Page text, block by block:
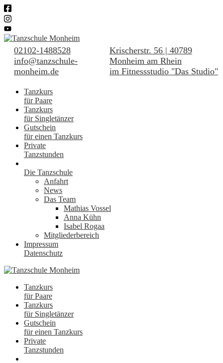
02102-1488528
info@tanzschule-
monheim.de
Krischerstr. 56 | 40789
Monheim am Rhein
im Fitnessstudio "Das Studio"
Tanzkurs
für Paare
Tanzkurs
für Singletänzer
Gutschein
für einen Tanzkurs
Private
Tanzstunden
Die Tanzschule
Anfahrt
News
Das Team
Mathias Vossel
Anna Kühn
Isabel Rogaa
Mitgliederbereich
Impressum
Datenschutz
Tanzkurs
für Paare
Tanzkurs
für Singletänzer
Gutschein
für einen Tanzkurs
Private
Tanzstunden